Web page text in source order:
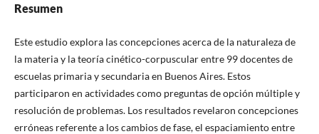
Resumen
Este estudio explora las concepciones acerca de la naturaleza de
la materia y la teoría cinético-corpuscular entre 99 docentes de
escuelas primaria y secundaria en Buenos Aires. Estos
participaron en actividades como preguntas de opción múltiple y
resolución de problemas. Los resultados revelaron concepciones
erróneas referente a los cambios de fase, el espaciamiento entre